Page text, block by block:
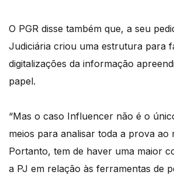
O PGR disse também que, a seu
Judiciária criou uma estrutura para
digitalizações da informação
papel.
“Mas o caso Influencer não é o
meios para analisar toda a prova ao
Portanto, tem de haver uma maior
a PJ em relação às ferramentas de